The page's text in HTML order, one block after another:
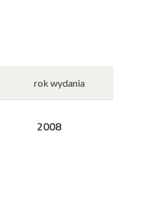
rok wydania
2008